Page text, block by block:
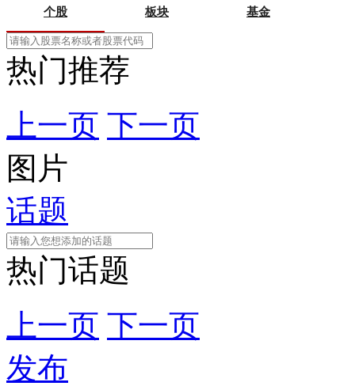
个股 板块 基金
热门推荐
上一页 下一页
图片
话题
热门话题
上一页 下一页
发布